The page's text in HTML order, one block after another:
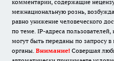
комментарии, содержащие
межнациональную рознь,
равно унижение человеческого
по теме. IP-адреса
могут быть переданы по запросу
органы. Внимание! Совершая